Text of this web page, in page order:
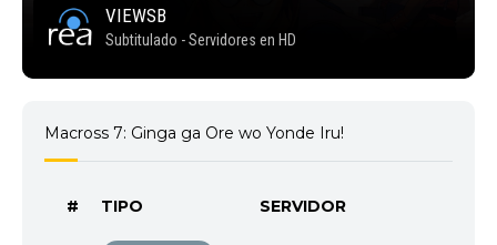
Macross 7: Ginga ga Ore wo Yonde Iru!
# TIPO SERVIDOR